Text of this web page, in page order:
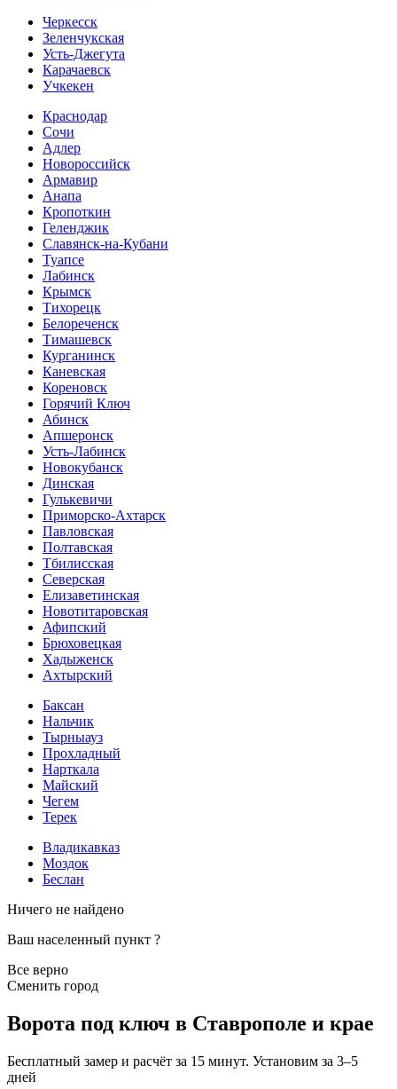
Черкесск
Зеленчукская
Усть-Джегута
Карачаевск
Учкекен
Краснодар
Сочи
Адлер
Новороссийск
Армавир
Анапа
Кропоткин
Геленджик
Славянск-на-Кубани
Туапсе
Лабинск
Крымск
Тихорецк
Белореченск
Тимашевск
Курганинск
Каневская
Кореновск
Горячий Ключ
Абинск
Апшеронск
Усть-Лабинск
Новокубанск
Динская
Гулькевичи
Приморско-Ахтарск
Павловская
Полтавская
Тбилисская
Северская
Елизаветинская
Новотитаровская
Афипский
Брюховецкая
Хадыженск
Ахтырский
Баксан
Нальчик
Тырныауз
Прохладный
Нарткала
Майский
Чегем
Терек
Владикавказ
Моздок
Беслан
Ничего не найдено
Ваш населенный пункт ?
Все верно
Сменить город
Ворота под ключ в Ставрополе и крае
Бесплатный замер и расчёт за 15 минут. Установим за 3–5
дней